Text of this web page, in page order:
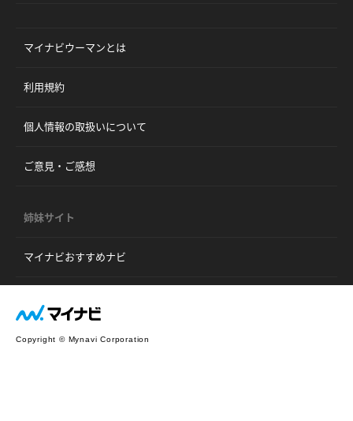
マイナビウーマンとは
利用規約
個人情報の取扱いについて
ご意見・ご感想
姉妹サイト
マイナビおすすめナビ
Copyright © Mynavi Corporation